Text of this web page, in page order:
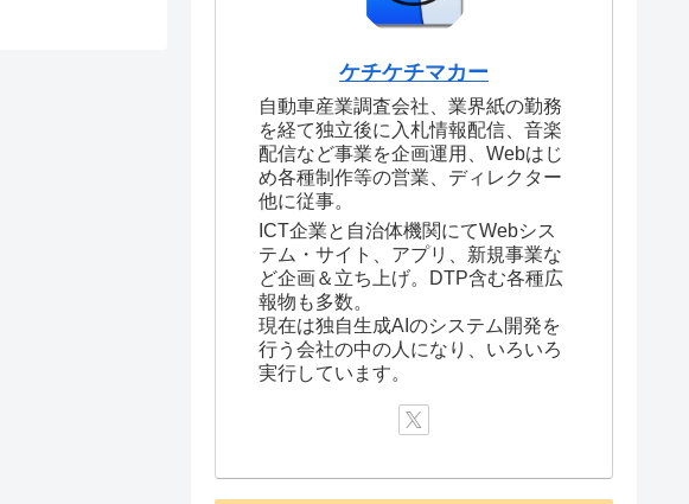
ケチケチマカー
自動車産業調査会社、業界紙の勤務
を経て独立後に入札情報配信、音楽
配信など事業を企画運用、Webはじ
め各種制作等の営業、ディレクター
他に従事。
ICT企業と自治体機関にてWebシス
テム・サイト、アプリ、新規事業な
ど企画＆立ち上げ。DTP含む各種広
報物も多数。
現在は独自生成AIのシステム開発を
行う会社の中の人になり、いろいろ
実行しています。